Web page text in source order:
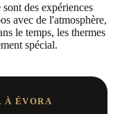
des expériences
avec de l'atmosphère,
le temps, les thermes
spécial.
À ÉVORA